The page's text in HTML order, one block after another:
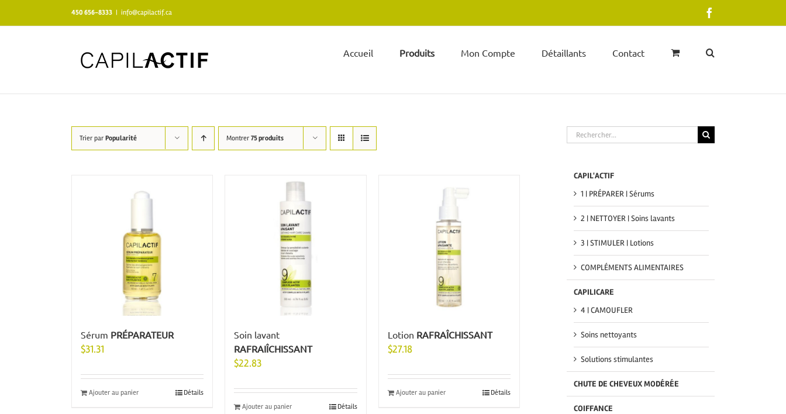
450 656-8333 | info@capilactif.ca
Accueil Produits Mon Compte Détaillants Contact
Trier par Popularité Montrer 75 produits
Sérum PRÉPARATEUR
$31.31
Ajouter au panier Détails
Soin lavant
RAFRAIÎCHISSANT
$22.83
Ajouter au panier Détails
Lotion RAFRAÎCHISSANT
$27.18
Ajouter au panier Détails
Rechercher
CAPIL'ACTIF
1 | PRÉPARER | Sérums
2 | NETTOYER | Soins lavants
3 | STIMULER | Lotions
COMPLÉMENTS ALIMENTAIRES
CAPILICARE
4 | CAMOUFLER
Soins nettoyants
Solutions stimulantes
CHUTE DE CHEVEUX MODÉRÉE
COIFFANCE